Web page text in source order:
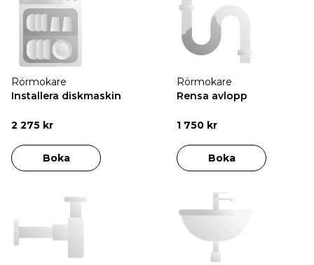
Rörmokare
Installera diskmaskin
2 275 kr
Boka
Rörmokare
Rensa avlopp
1 750 kr
Boka